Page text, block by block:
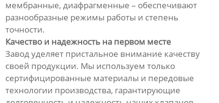
мембранные, диафрагменные – обеспечивают
разнообразные режимы работы и степень
точности.
Качество и надежность на первом месте
Завод уделяет пристальное внимание качеству
своей продукции. Мы используем только
сертифицированные материалы и передовые
технологии производства, гарантирующие